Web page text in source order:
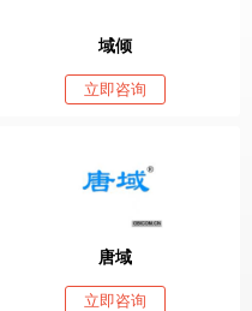
域倾
立即咨询
唐域
立即咨询